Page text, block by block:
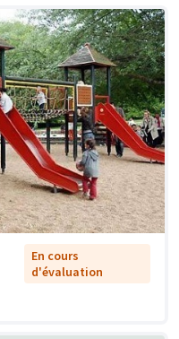
En cours
d'évaluation